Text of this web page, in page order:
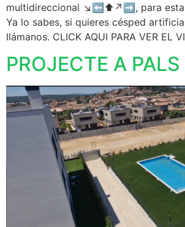
multidireccional ↘️⬅️⬆️↗️➡️, para esta
Ya lo sabes, si quieres césped
llámanos. CLICK AQUI PARA VER EL
PROJECTE A PALS